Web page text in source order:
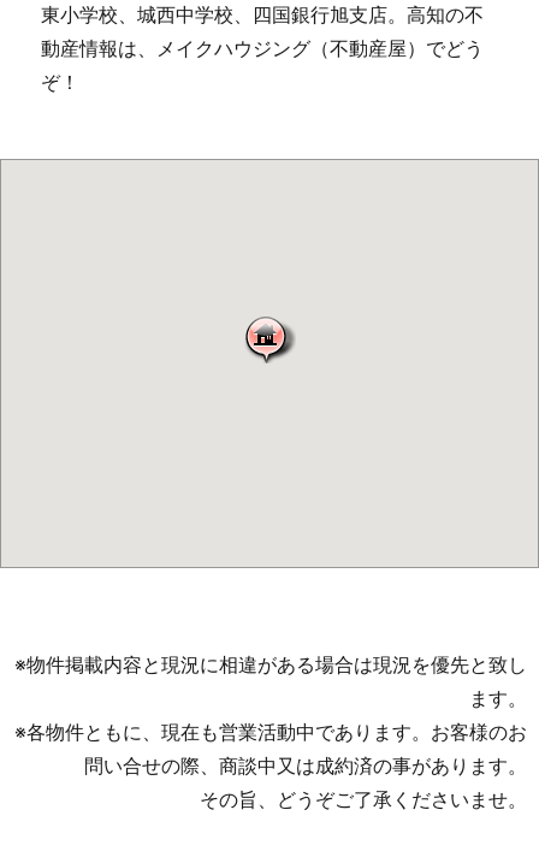
東小学校、城西中学校、四国銀行旭支店。高知の不
動産情報は、メイクハウジング（不動産屋）でどう
ぞ！
※物件掲載内容と現況に相違がある場合は現況を優先と致し
ます。
※各物件ともに、現在も営業活動中であります。お客様のお
問い合せの際、商談中又は成約済の事があります。
その旨、どうぞご了承くださいませ。